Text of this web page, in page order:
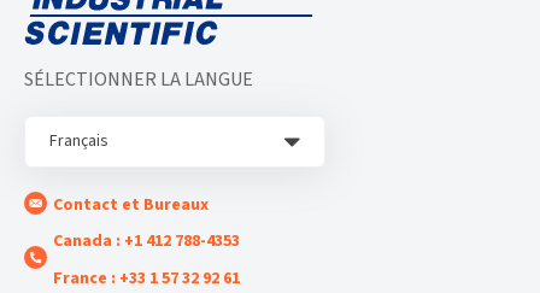
SÉLECTIONNER LA LANGUE
Français
Contact et Bureaux
Canada : +1 412 788-4353
France : +33 1 57 32 92 61